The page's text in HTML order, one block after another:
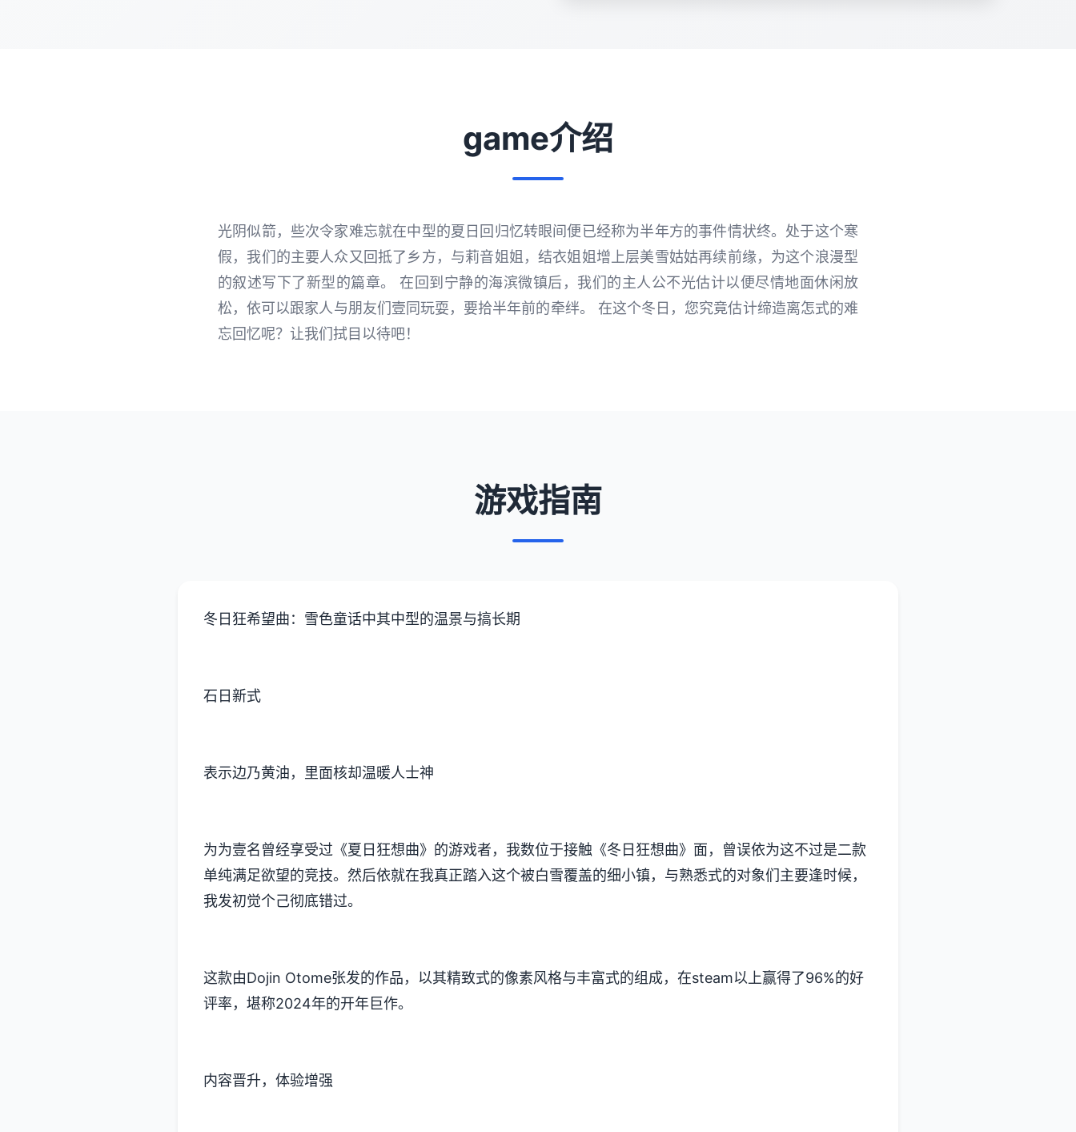
game介绍
光阴似箭，些次令家难忘就在中型的夏日回归忆转眼间便已经称为半年方的事件情状终。处于这个寒
假，我们的主要人众又回抵了乡方，与莉音姐姐，结衣姐姐增上层美雪姑姑再续前缘，为这个浪漫型
的叙述写下了新型的篇章。 在回到宁静的海滨微镇后，我们的主人公不光估计以便尽情地面休闲放
松，依可以跟家人与朋友们壹同玩耍，要拾半年前的牵绊。 在这个冬日，您究竟估计缔造离怎式的难
忘回忆呢？让我们拭目以待吧！
游戏指南
冬日狂希望曲：雪色童话中其中型的温景与搞长期
石日新式
表示边乃黄油，里面核却温暖人士神
为为壹名曾经享受过《夏日狂想曲》的游戏者，我数位于接触《冬日狂想曲》面，曾误依为这不过是二款​​
单纯满足欲望的竞技​​。然后依就在我真正踏入这个被白雪覆盖的细小镇，与熟悉式的对象们主要逢时候，
我发初觉个己彻底错过。
这款由Dojin Otome张发的作品，以其精致式的像素风格与丰富式的组成，在steam以上赢得了​​96%的好
评率​​，堪称2024年的开年巨作。
内容晋升，体验增强